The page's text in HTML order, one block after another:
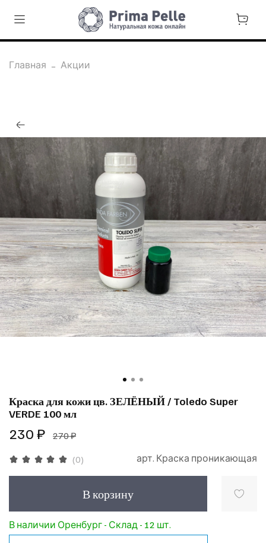
Главная Акции
(0) арт. Краска проникающая
Краска для кожи цв. ЗЕЛЁНЫЙ / Toledo Super
VERDE 100 мл
230 ₽ 270 ₽
В корзину
В наличии Оренбург - Склад - 12 шт.